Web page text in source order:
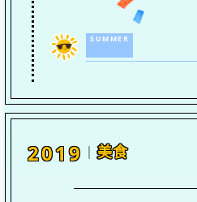
SUMMER
2019 ｜美食